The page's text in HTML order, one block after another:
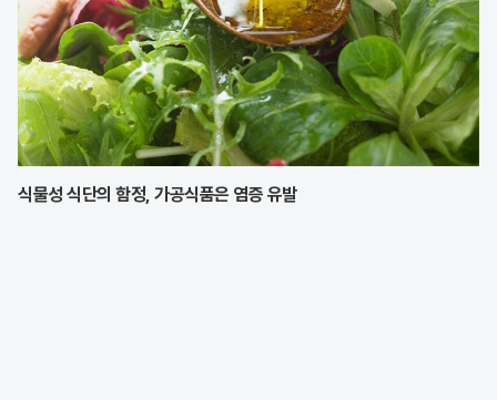
식물성 식단의 함정, 가공식품은 염증 유발